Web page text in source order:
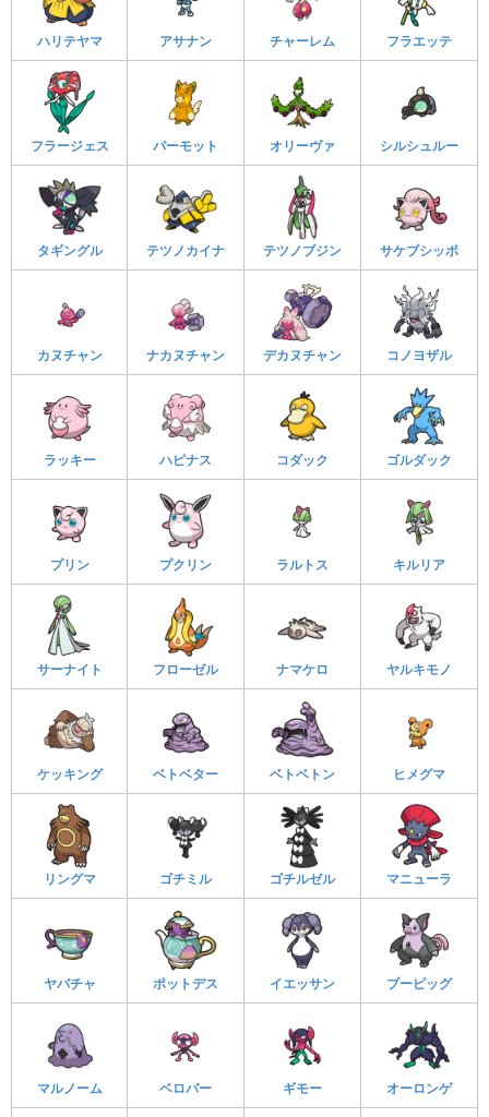
ハリテヤマ アサナン チャーレム フラエッテ
フラージェス パーモット オリーヴァ シルシュルー
タギングル テツノカイナ テツノブジン サケブシッポ
カヌチャン ナカヌチャン デカヌチャン コノヨザル
ラッキー ハピナス コダック ゴルダック
プリン プクリン ラルトス キルリア
サーナイト フローゼル ナマケロ ヤルキモノ
ケッキング ベトベター ベトベトン ヒメグマ
リングマ ゴチミル ゴチルゼル マニューラ
ヤバチャ ポットデス イエッサン ブーピッグ
マルノーム ベロバー ギモー オーロンゲ